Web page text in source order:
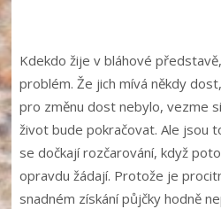
Kdekdo žije v bláhové
problém. Že jich mívá někdy
pro změnu dost nebylo, vezme
život bude pokračovat. Ale jsou
se dočkají rozčarování, když
opravdu žádají. Protože je
snadném získání půjčky hodně